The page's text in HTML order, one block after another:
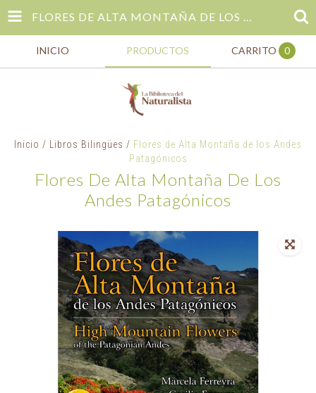
FLORES DE ALTA MONTAÑA DE LOS ANDES PATAGÓNICOS
INICIO PRODUCTOS CARRITO 0
Inicio / Libros Bilingües / Flores de Alta Montaña de los Andes
Patagónicos
Flores De Alta Montaña De Los
Andes Patagónicos